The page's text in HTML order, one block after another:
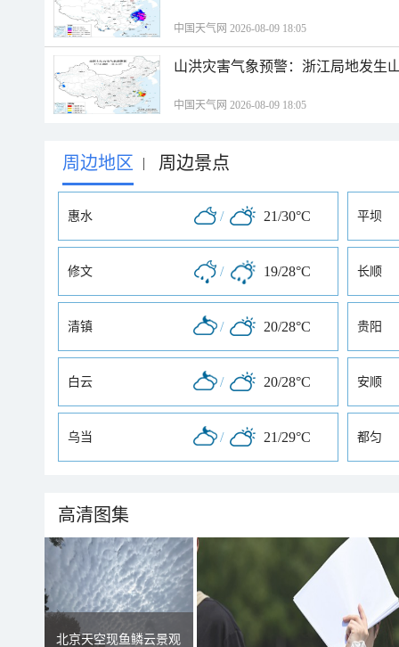
中国天气网 2026-08-09 18:05
山洪灾害气象预警：浙江局地发生
中国天气网 2026-08-09 18:05
周边地区 | 周边景点
惠水 / 21/30°C 平坝
修文 / 19/28°C 长顺
清镇 / 20/28°C 贵阳
白云 / 20/28°C 安顺
乌当 / 21/29°C 都匀
高清图集
北京天空现鱼鳞云景观